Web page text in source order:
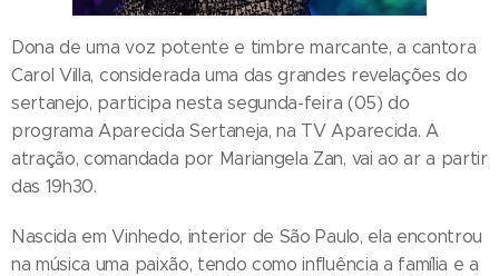
Dona de uma voz potente e timbre marcante, a cantora
Carol Villa, considerada uma das grandes revelações do
sertanejo, participa nesta segunda-feira (05) do
programa Aparecida Sertaneja, na TV Aparecida. A
atração, comandada por Mariangela Zan, vai ao ar a partir
das 19h30.
Nascida em Vinhedo, interior de São Paulo, ela encontrou
na música uma paixão, tendo como influência a família e a